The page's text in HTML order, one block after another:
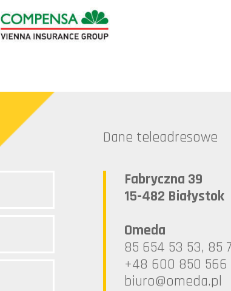
Dane teleadresowe
Fabryczna 39
15-482 Białystok
Omeda
85 654 53 53, 85
+48 600 850 566
lp.ademo@oruib